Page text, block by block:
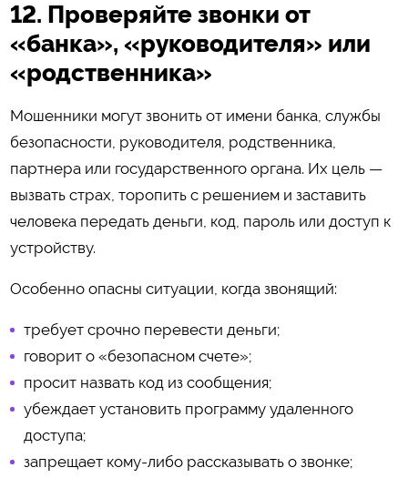
12. Проверяйте звонки от
«банка», «руководителя» или
«родственника»
Мошенники могут звонить от имени банка, службы
безопасности, руководителя, родственника,
партнера или государственного органа. Их цель —
вызвать страх, торопить с решением и заставить
человека передать деньги, код, пароль или доступ к
устройству.
Особенно опасны ситуации, когда звонящий:
требует срочно перевести деньги;
говорит о «безопасном счете»;
просит назвать код из сообщения;
убеждает установить программу удаленного
доступа;
запрещает кому-либо рассказывать о звонке;